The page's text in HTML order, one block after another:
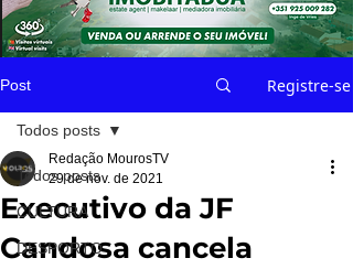
Post Registre-se
Todos posts
CULTURA
DESPORTO
Todos posts
Executivo da JF
Candosa cancela
Redação MourosTV
29 de nov. de 2021